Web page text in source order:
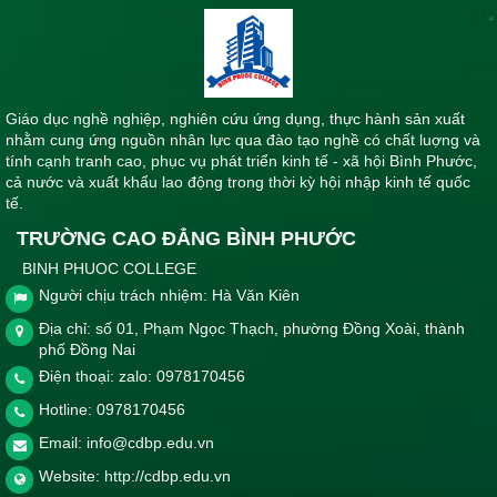
Giáo dục nghề nghiệp, nghiên cứu ứng dụng, thực hành sản xuất
nhằm cung ứng nguồn nhân lực qua đào tạo nghề có chất luợng và
tính cạnh tranh cao, phục vụ phát triển kinh tế - xã hội Bình Phước,
cả nước và xuất khẩu lao động trong thời kỳ hội nhập kinh tế quốc
tế.
TRƯỜNG CAO ĐẲNG BÌNH PHƯỚC
BINH PHUOC COLLEGE
Người chịu trách nhiệm: Hà Văn Kiên
Địa chỉ: số 01, Phạm Ngọc Thạch, phường Đồng Xoài, thành
phố Đồng Nai
Điện thoại: zalo: 0978170456
Hotline: 0978170456
Email: info@cdbp.edu.vn
Website: http://cdbp.edu.vn